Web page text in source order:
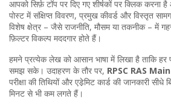
आपको सिर्फ़ टॉप पर दिए गए शीर्षकों पर क्लिक
पोस्ट में संक्षिप्त विवरण, प्रमुख कीवर्ड और विस्तृत
विशेष क्षेत्र – जैसे राजनीति, मौसम या तकनीक – में
फ़िल्टर विकल्प मददगार होते हैं।
हमने प्रत्येक लेख को आसान भाषा में लिखा है ताकि हर
समझ सके। उदाहरण के तौर पर, RPSC RAS
परीक्षा की तिथियों और एडे़मिट कार्ड की जानकारी
मिनट से भी कम लगते हैं।